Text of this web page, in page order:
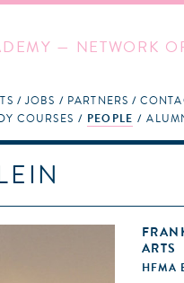
— NETWORK
COURSES PEOPLE
JOBS PARTNERS
ARTS
HFMA